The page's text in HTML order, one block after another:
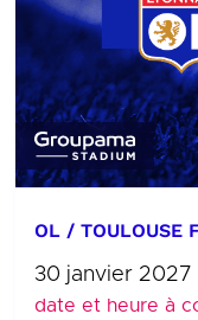
OL / TOULOUSE
30 janvier 2027
date et heure à